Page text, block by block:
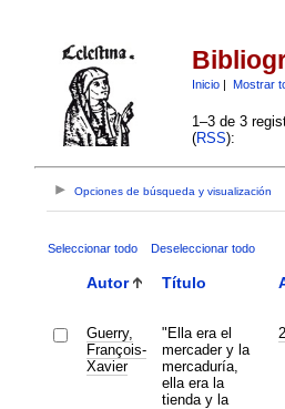
Inicio| Mostrar
1–3 de 3
(RSS):
Opciones de búsqueda y visualización
Seleccionar todo Deseleccionar todo
Autor Título
Guerry,
François-
Xavier
"Ella era el
mercader y la
mercaduría,
ella era la
tienda y la